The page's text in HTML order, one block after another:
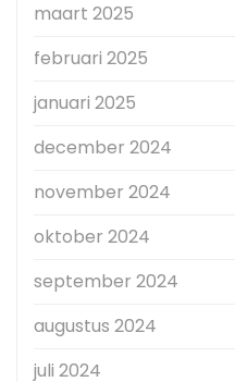
maart 2025
februari 2025
januari 2025
december 2024
november 2024
oktober 2024
september 2024
augustus 2024
juli 2024